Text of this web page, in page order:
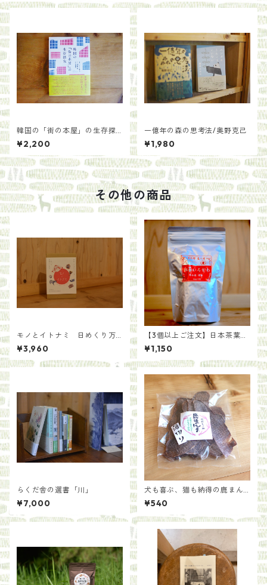
韓国の「街の本屋」の生存探
究/著：ハン・ミファ 訳：渡辺
麻土香 解説：石橋毅史
¥2,200
一億年の森の思考法/奥野克己
¥1,980
その他の商品
モノとイトナミ 日めくり万
年カレンダー／協力：国立民
族学博物館
¥3,960
【3個以上ご注文】日本茶葉で
作る いろかわ紅茶(100g)
¥1,150
らくだ舎の選書「川」
¥7,000
犬も喜ぶ、猫も納得の鹿まん
ま[種類いろいろ]
¥540